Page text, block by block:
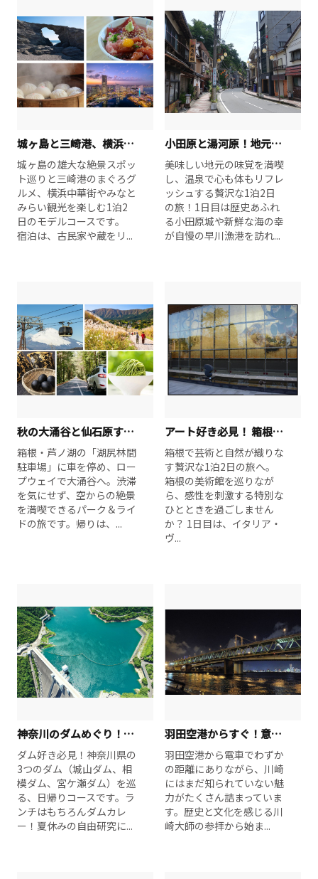
城ヶ島と三崎港、横浜を満喫！絶景とグルメの1泊2日旅
城ヶ島の雄大な絶景スポッ
ト巡りと三崎港のまぐろグ
ルメ、横浜中華街やみなと
みらい観光を楽しむ1泊2
日のモデルコースです。
宿泊は、古民家や蔵をリ...
小田原と湯河原！地元の味覚とリラックス温泉旅行、充実の1泊2日
美味しい地元の味覚を満喫
し、温泉で心も体もリフレ
ッシュする贅沢な1泊2日
の旅！1日目は歴史あふれ
る小田原城や新鮮な海の幸
が自慢の早川漁港を訪れ...
秋の大涌谷と仙石原すすき草原を楽しむ箱根日帰りドライブ
箱根・芦ノ湖の「湖尻林間
駐車場」に車を停め、ロー
プウェイで大涌谷へ。渋滞
を気にせず、空からの絶景
を満喫できるパーク＆ライ
ドの旅です。帰りは、...
アート好き必見！ 箱根が世界に誇る美術館巡り
箱根で芸術と自然が織りな
す贅沢な1泊2日の旅へ。
箱根の美術館を巡りなが
ら、感性を刺激する特別な
ひとときを過ごしません
か？ 1日目は、イタリア・
ヴ...
神奈川のダムめぐり！～城山・相模、宮ケ瀬～
ダム好き必見！神奈川県の
3つのダム（城山ダム、相
模ダム、宮ケ瀬ダム）を巡
る、日帰りコースです。ラ
ンチはもちろんダムカレ
ー！夏休みの自由研究に...
羽田空港からすぐ！意外な発見川崎1泊2日旅
羽田空港から電車でわずか
の距離にありながら、川崎
にはまだ知られていない魅
力がたくさん詰まっていま
す。歴史と文化を感じる川
崎大師の参拝から始ま...